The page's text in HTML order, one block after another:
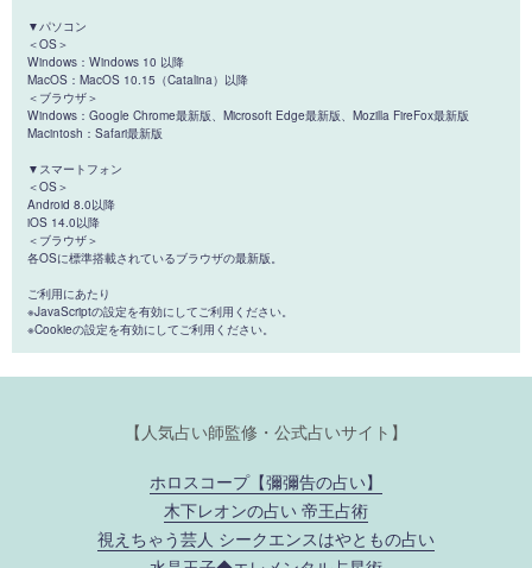
▼パソコン
＜OS＞
Windows：Windows 10 以降
MacOS：MacOS 10.15（Catalina）以降
＜ブラウザ＞
Windows：Google Chrome最新版、Microsoft Edge最新版、Mozilla FireFox最新版
Macintosh：Safari最新版
▼スマートフォン
＜OS＞
Android 8.0以降
iOS 14.0以降
＜ブラウザ＞
各OSに標準搭載されているブラウザの最新版。
ご利用にあたり
※JavaScriptの設定を有効にしてご利用ください。
※Cookieの設定を有効にしてご利用ください。
【人気占い師監修・公式占いサイト】
ホロスコープ【彌彌告の占い】
木下レオンの占い 帝王占術
視えちゃう芸人 シークエンスはやともの占い